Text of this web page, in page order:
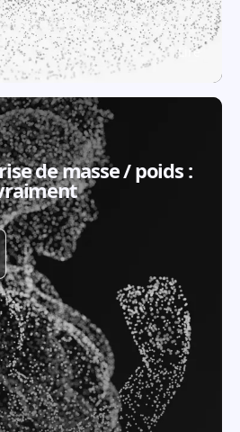
Lire
de masse / poids :